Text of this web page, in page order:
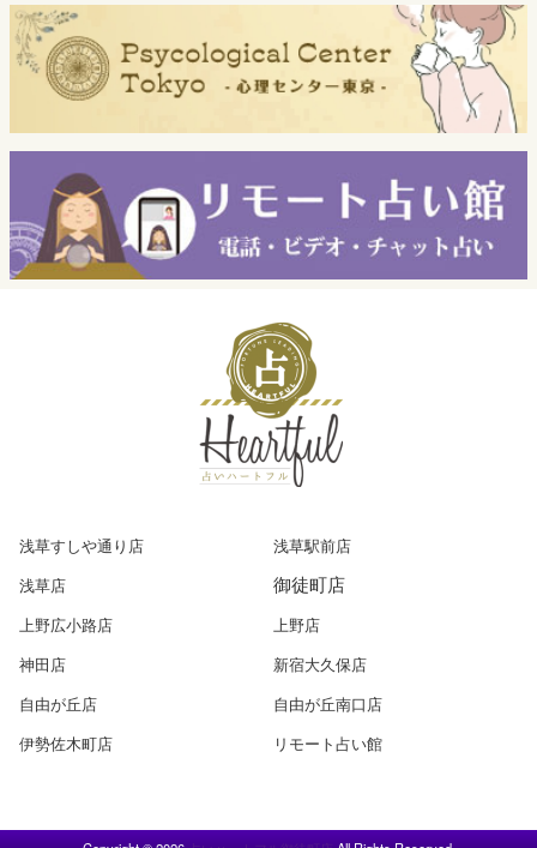
浅草すしや通り店
浅草駅前店
浅草店
御徒町店
上野広小路店
上野店
神田店
新宿大久保店
自由が丘店
自由が丘南口店
伊勢佐木町店
リモート占い館